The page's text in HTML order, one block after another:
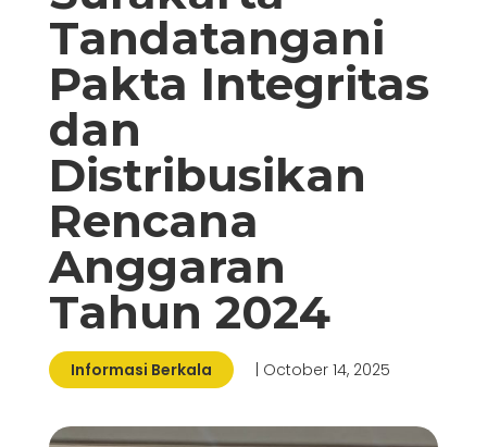
Tandatangani
Pakta Integritas
dan
Distribusikan
Rencana
Anggaran
Tahun 2024
Informasi Berkala | October 14, 2025